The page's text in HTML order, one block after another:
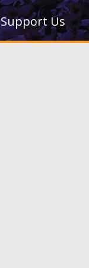
Support Us